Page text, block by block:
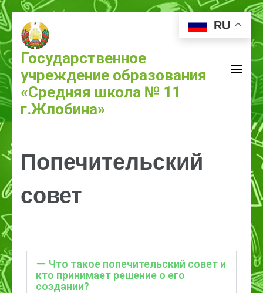
Государственное
учреждение образования
«Средняя школа № 11
г.Жлобина»
Попечительский
совет
Что такое попечительский совет и
кто принимает решение о его
создании?
RU